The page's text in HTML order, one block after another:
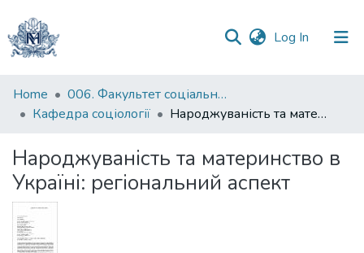
Log In (current)
Communities
&
All of DSpace
Statistics
Home
006. Факультет соціальних наук і соціальних технологій
Кафедра соціології
Народжуваність та материнство в Україні: регіональний аспект
Народжуваність та материнство в
Україні: регіональний аспект